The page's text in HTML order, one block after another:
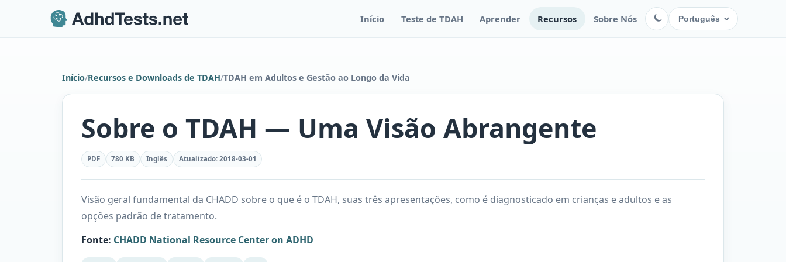
Início Teste de TDAH Aprender Recursos Sobre Nós Português
Início/Recursos e Downloads de TDAH/TDAH em Adultos e Gestão ao Longo da Vida
Sobre o TDAH — Uma Visão Abrangente
PDF 780 KB Inglês Atualizado: 2018-03-01
Visão geral fundamental da CHADD sobre o que é o TDAH, suas três apresentações, como é diagnosticado em crianças e adultos e as
opções padrão de tratamento.
Fonte: CHADD National Resource Center on ADHD